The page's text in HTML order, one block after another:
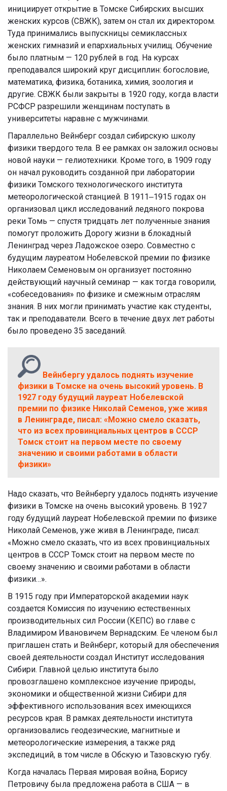
инициирует открытие в Томске Сибирских высших
женских курсов (СВЖК), затем он стал их директором.
Туда принимались выпускницы семиклассных
женских гимназий и епархиальных училищ. Обучение
было платным — 120 рублей в год. На курсах
преподавался широкий круг дисциплин: богословие,
математика, физика, ботаника, химия, зоология и
другие. СВЖК были закрыты в 1920 году, когда власти
РСФСР разрешили женщинам поступать в
университеты наравне с мужчинами.
Параллельно Вейнберг создал сибирскую школу
физики твердого тела. В ее рамках он заложил основы
новой науки — гелиотехники. Кроме того, в 1909 году
он начал руководить созданной при лаборатории
физики Томского технологического института
метеорологической станцией. В 1911‒1915 годах он
организовал цикл исследований ледяного покрова
реки Томь — спустя тридцать лет полученные знания
помогут проложить Дорогу жизни в блокадный
Ленинград через Ладожское озеро. Совместно с
будущим лауреатом Нобелевской премии по физике
Николаем Семеновым он организует постоянно
действующий научный семинар — как тогда говорили,
«собеседования» по физике и смежным отраслям
знания. В них могли принимать участие как студенты,
так и преподаватели. Всего в течение двух лет работы
было проведено 35 заседаний.
Вейнбергу удалось поднять изучение
физики в Томске на очень высокий уровень. В
1927 году будущий лауреат Нобелевской
премии по физике Николай Семенов, уже живя
в Ленинграде, писал: «Можно смело сказать,
что из всех провинциальных центров в СССР
Томск стоит на первом месте по своему
значению и своими работами в области
физики»
Надо сказать, что Вейнбергу удалось поднять изучение
физики в Томске на очень высокий уровень. В 1927
году будущий лауреат Нобелевской премии по физике
Николай Семенов, уже живя в Ленинграде, писал:
«Можно смело сказать, что из всех провинциальных
центров в СССР Томск стоит на первом месте по
своему значению и своими работами в области
физики…».
В 1915 году при Императорской академии наук
создается Комиссия по изучению естественных
производительных сил России (КЕПС) во главе с
Владимиром Ивановичем Вернадским. Ее членом был
приглашен стать и Вейнберг, который для обеспечения
своей деятельности создал Институт исследования
Сибири. Главной целью института было
провозглашено комплексное изучение природы,
экономики и общественной жизни Сибири для
эффективного использования всех имеющихся
ресурсов края. В рамках деятельности института
организовались геодезические, магнитные и
метеорологические измерения, а также ряд
экспедиций, в том числе в Обскую и Тазовскую губу.
Когда началась Первая мировая война, Борису
Петровичу была предложена работа в США — в